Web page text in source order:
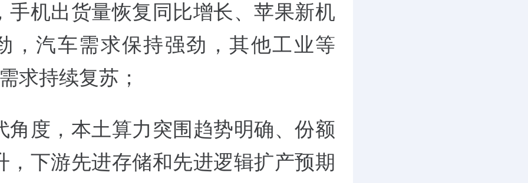
手机出货量恢复同比增长、苹果新机
，汽车需求保持强劲，其他工业等
求持续复苏；
角度，本土算力突围趋势明确、份额
，下游先进存储和先进逻辑扩产预期